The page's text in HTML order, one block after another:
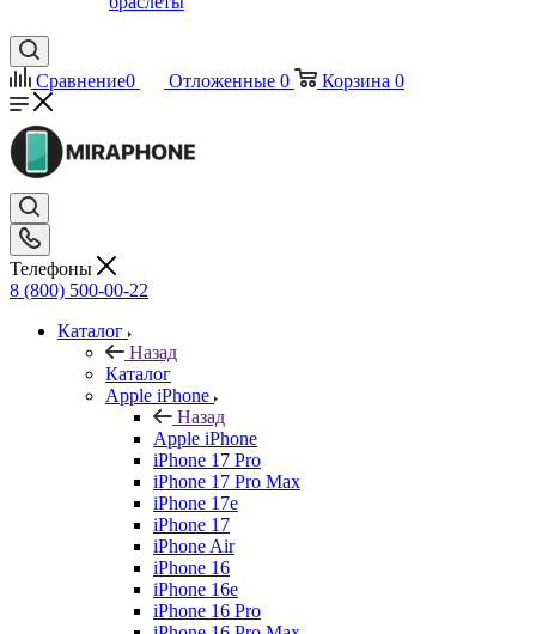
Сравнение0 Отложенные 0 Корзина 0
Телефоны
8 (800) 500-00-22
Каталог
Назад
Каталог
Apple iPhone
Назад
Apple iPhone
iPhone 17 Pro
iPhone 17 Pro Max
iPhone 17e
iPhone 17
iPhone Air
iPhone 16
iPhone 16e
iPhone 16 Pro